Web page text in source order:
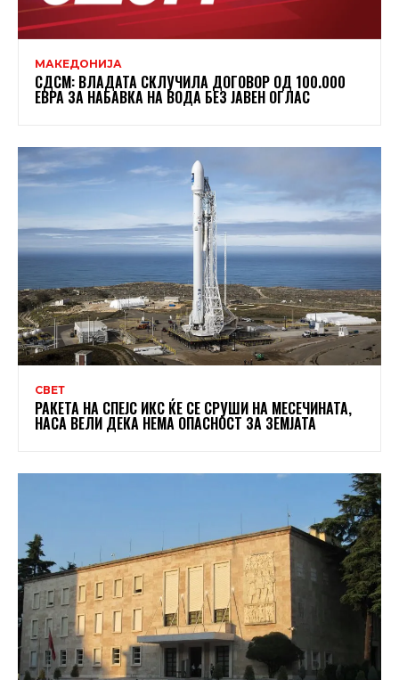
МАКЕДОНИЈА
СДСМ: ВЛАДАТА СКЛУЧИЛА ДОГОВОР ОД 100.000
ЕВРА ЗА НАБАВКА НА ВОДА БЕЗ ЈАВЕН ОГЛАС
СВЕТ
РАКЕТА НА СПЕЈС ИКС ЌЕ СЕ СРУШИ НА МЕСЕЧИНАТА,
НАСА ВЕЛИ ДЕКА НЕМА ОПАСНОСТ ЗА ЗЕМЈАТА